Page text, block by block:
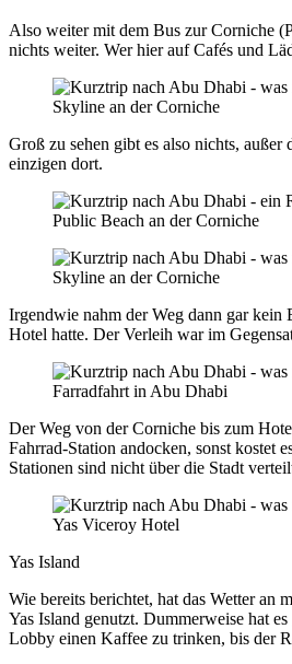
Also weiter mit dem Bus zur Corniche
nichts weiter. Wer hier auf Cafés und
Skyline an der Corniche
Groß zu sehen gibt es also nichts,
einzigen dort.
Public Beach an der Corniche
Skyline an der Corniche
Irgendwie nahm der Weg dann gar kein
Hotel hatte. Der Verleih war im
Farradfahrt in Abu Dhabi
Der Weg von der Corniche bis zum
Fahrrad-Station andocken, sonst kostet
Stationen sind nicht über die Stadt
Yas Viceroy Hotel
Yas Island
Wie bereits berichtet, hat das Wetter an
Yas Island genutzt. Dummerweise hat
Lobby einen Kaffee zu trinken, bis der